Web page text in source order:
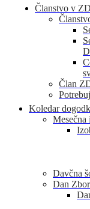
Članstvo v
Član
Koledar
Mesečna
Davčna
Dan